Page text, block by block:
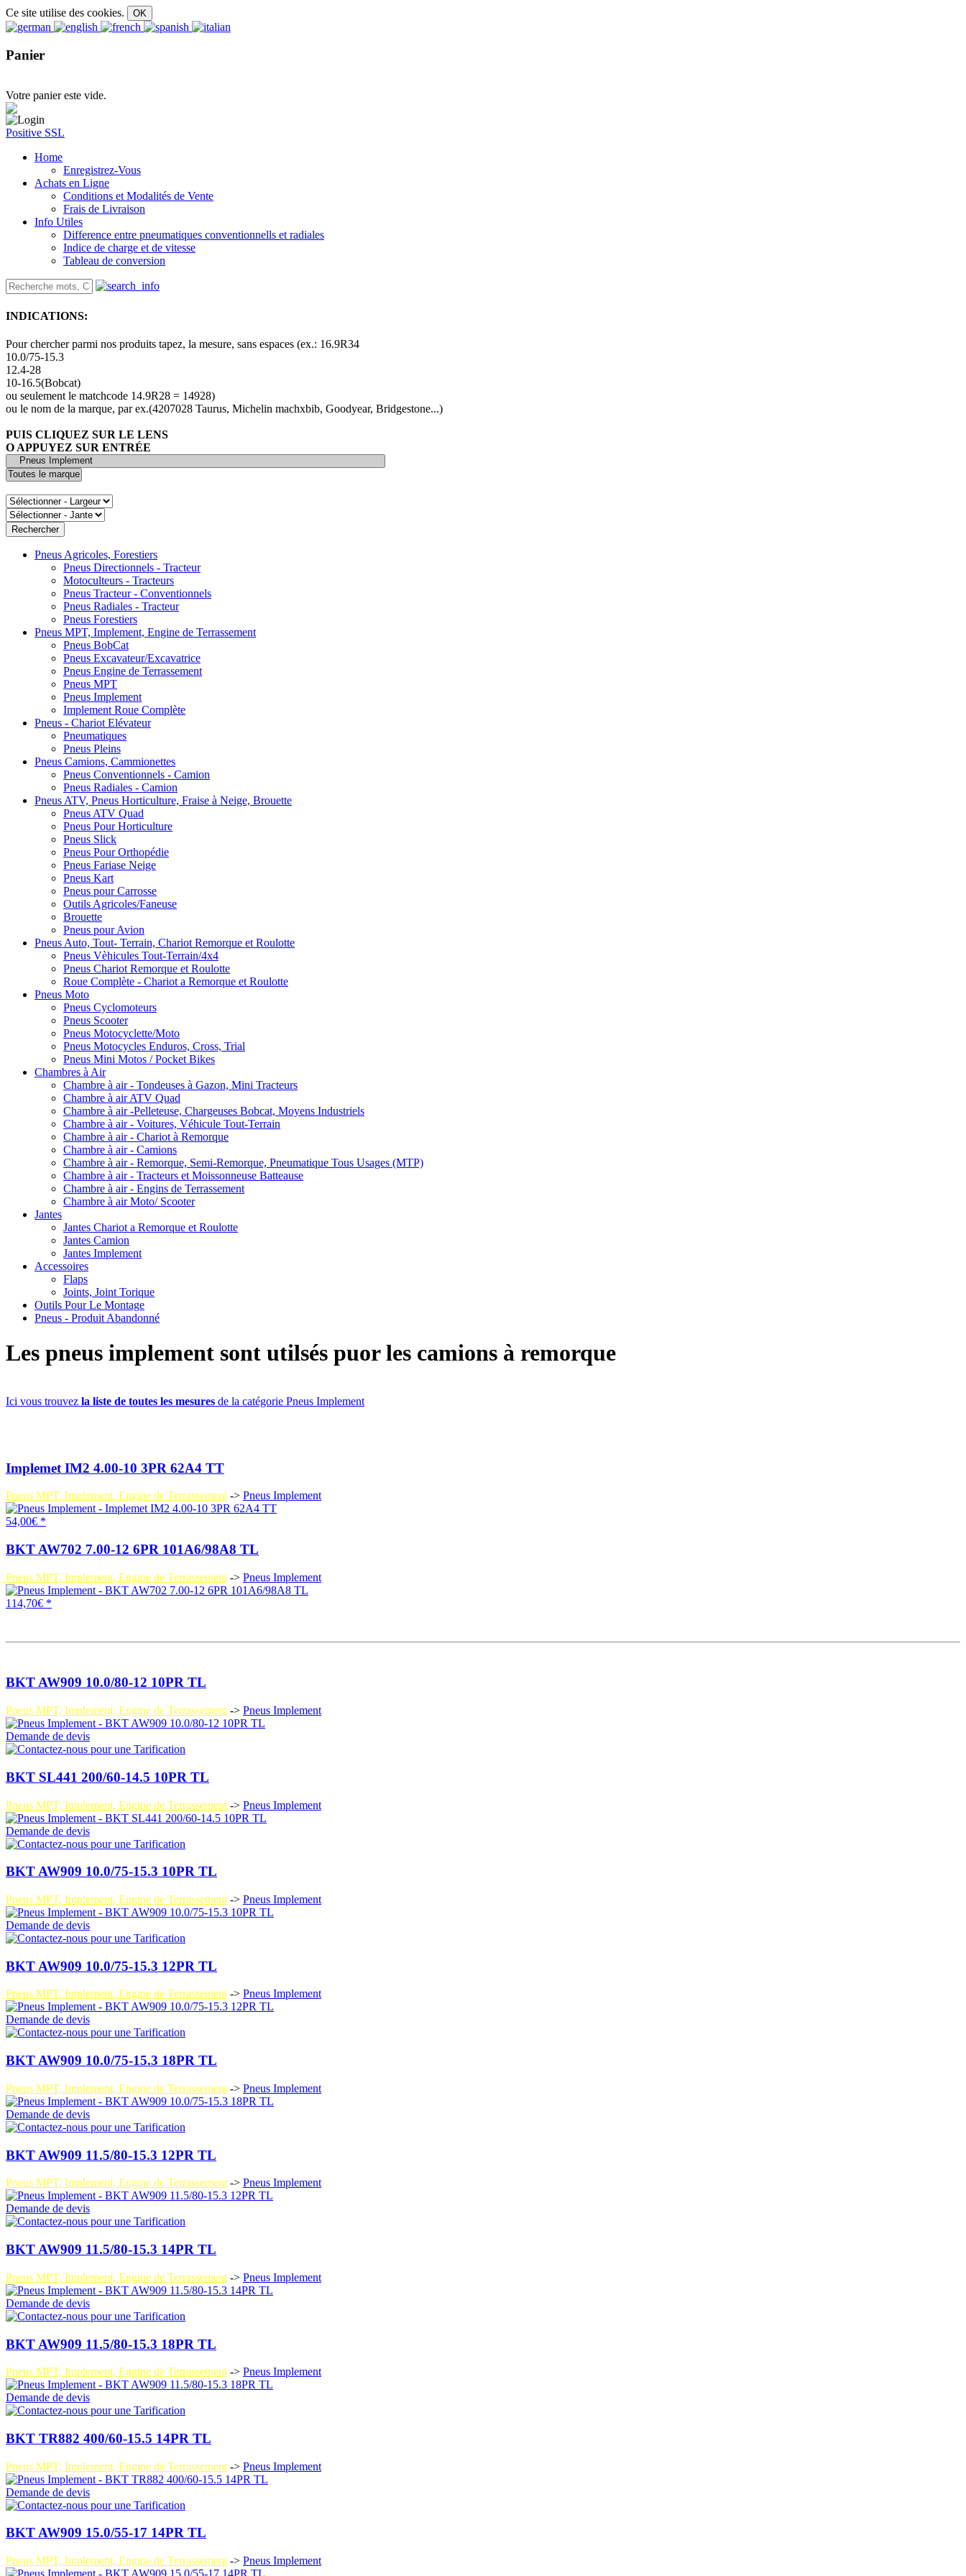
Ce site utilise des cookies.
Panier
Votre panier este vide.
Positive SSL
Home
Enregistrez-Vous
Achats en Ligne
Conditions et Modalités de Vente
Frais de Livraison
Info Utiles
Difference entre pneumatiques conventionnells et radiales
Indice de charge et de vitesse
Tableau de conversion
INDICATIONS:
Pour chercher parmi nos produits tapez, la mesure, sans espaces (ex.: 16.9R34
10.0/75-15.3
12.4-28
10-16.5(Bobcat)
ou seulement le matchcode 14.9R28 = 14928)
ou le nom de la marque, par ex.(4207028 Taurus, Michelin machxbib, Goodyear, Bridgestone...)
PUIS CLIQUEZ SUR LE LENS
O APPUYEZ SUR ENTRÉE
Pneus Agricoles, Forestiers
Pneus Directionnels - Tracteur
Motoculteurs - Tracteurs
Pneus Tracteur - Conventionnels
Pneus Radiales - Tracteur
Pneus Forestiers
Pneus MPT, Implement, Engine de Terrassement
Pneus BobCat
Pneus Excavateur/Excavatrice
Pneus Engine de Terrassement
Pneus MPT
Pneus Implement
Implement Roue Complète
Pneus - Chariot Elévateur
Pneumatiques
Pneus Pleins
Pneus Camions, Cammionettes
Pneus Conventionnels - Camion
Pneus Radiales - Camion
Pneus ATV, Pneus Horticulture, Fraise à Neige, Brouette
Pneus ATV Quad
Pneus Pour Horticulture
Pneus Slick
Pneus Pour Orthopédie
Pneus Fariase Neige
Pneus Kart
Pneus pour Carrosse
Outils Agricoles/Faneuse
Brouette
Pneus pour Avion
Pneus Auto, Tout- Terrain, Chariot Remorque et Roulotte
Pneus Vèhicules Tout-Terrain/4x4
Pneus Chariot Remorque et Roulotte
Roue Complète - Chariot a Remorque et Roulotte
Pneus Moto
Pneus Cyclomoteurs
Pneus Scooter
Pneus Motocyclette/Moto
Pneus Motocycles Enduros, Cross, Trial
Pneus Mini Motos / Pocket Bikes
Chambres à Air
Chambre à air - Tondeuses à Gazon, Mini Tracteurs
Chambre à air ATV Quad
Chambre à air -Pelleteuse, Chargeuses Bobcat, Moyens Industriels
Chambre à air - Voitures, Véhicule Tout-Terrain
Chambre à air - Chariot à Remorque
Chambre à air - Camions
Chambre à air - Remorque, Semi-Remorque, Pneumatique Tous Usages (MTP)
Chambre à air - Tracteurs et Moissonneuse Batteause
Chambre à air - Engins de Terrassement
Chambre à air Moto/ Scooter
Jantes
Jantes Chariot a Remorque et Roulotte
Jantes Camion
Jantes Implement
Accessoires
Flaps
Joints, Joint Torique
Outils Pour Le Montage
Pneus - Produit Abandonné
Les pneus implement sont utilsés puor les camions à remorque
Ici vous trouvez la liste de toutes les mesures de la catégorie Pneus Implement
Implemet IM2 4.00-10 3PR 62A4 TT
Pneus MPT, Implement, Engine de Terrassement -> Pneus Implement
54,00€ *
BKT AW702 7.00-12 6PR 101A6/98A8 TL
Pneus MPT, Implement, Engine de Terrassement -> Pneus Implement
114,70€ *
BKT AW909 10.0/80-12 10PR TL
Pneus MPT, Implement, Engine de Terrassement -> Pneus Implement
Demande de devis
BKT SL441 200/60-14.5 10PR TL
Pneus MPT, Implement, Engine de Terrassement -> Pneus Implement
Demande de devis
BKT AW909 10.0/75-15.3 10PR TL
Pneus MPT, Implement, Engine de Terrassement -> Pneus Implement
Demande de devis
BKT AW909 10.0/75-15.3 12PR TL
Pneus MPT, Implement, Engine de Terrassement-> Pneus Implement
Demande de devis
BKT AW909 10.0/75-15.3 18PR TL
Pneus MPT, Implement, Engine de Terrassement -> Pneus Implement
Demande de devis
BKT AW909 11.5/80-15.3 12PR TL
Pneus MPT, Implement, Engine de Terrassement -> Pneus Implement
Demande de devis
BKT AW909 11.5/80-15.3 14PR TL
Pneus MPT, Implement, Engine de Terrassement -> Pneus Implement
Demande de devis
BKT AW909 11.5/80-15.3 18PR TL
Pneus MPT, Implement, Engine de Terrassement -> Pneus Implement
Demande de devis
BKT TR882 400/60-15.5 14PR TL
Pneus MPT, Implement, Engine de Terrassement -> Pneus Implement
Demande de devis
BKT AW909 15.0/55-17 14PR TL
Pneus MPT, Implement, Engine de Terrassement -> Pneus Implement